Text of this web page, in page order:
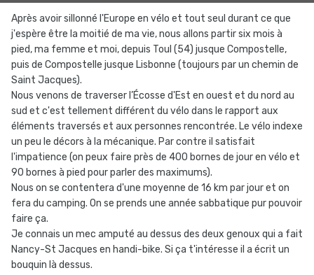
Après avoir sillonné l'Europe en vélo et tout seul durant ce que
j'espère être la moitié de ma vie, nous allons partir six mois à
pied, ma femme et moi, depuis Toul (54) jusque Compostelle,
puis de Compostelle jusque Lisbonne (toujours par un chemin de
Saint Jacques).
Nous venons de traverser l’Écosse d'Est en ouest et du nord au
sud et c'est tellement différent du vélo dans le rapport aux
éléments traversés et aux personnes rencontrée. Le vélo indexe
un peu le décors à la mécanique. Par contre il satisfait
l'impatience (on peux faire près de 400 bornes de jour en vélo et
90 bornes à pied pour parler des maximums).
Nous on se contentera d'une moyenne de 16 km par jour et on
fera du camping. On se prends une année sabbatique pur pouvoir
faire ça.
Je connais un mec amputé au dessus des deux genoux qui a fait
Nancy-St Jacques en handi-bike. Si ça t'intéresse il a écrit un
bouquin là dessus.